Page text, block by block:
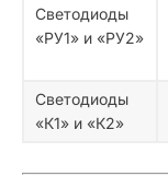
Светодиоды
«РУ1» и «РУ2»
Светодиоды
«К1» и «К2»